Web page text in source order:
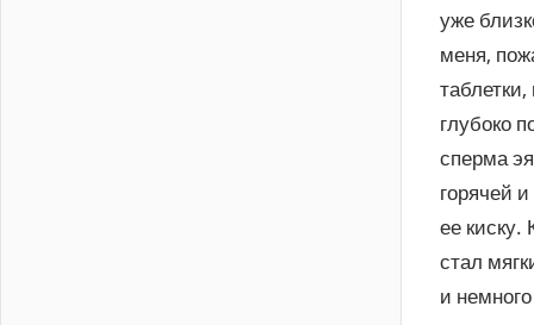
уже
меня,
глубоко
сперма
горячей
ее киску.
стал
и